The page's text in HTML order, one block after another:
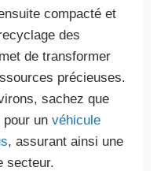
compacté et
des
de transformer
précieuses.
sachez que
pour un véhicule
, assurant ainsi une
secteur.